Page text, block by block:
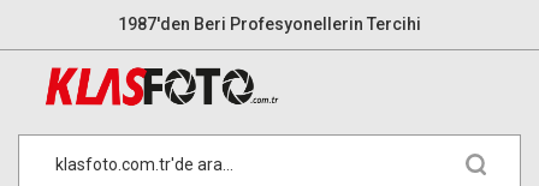
1987'den Beri Profesyonellerin Tercihi